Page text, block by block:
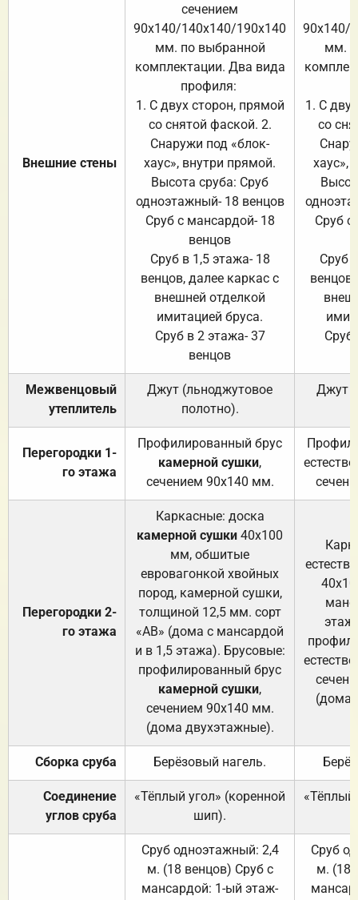
Внешние стены
сечением
90х140/140х140/190х140
мм. по выбранной
комплектации. Два вида
профиля:
1. С двух сторон, прямой
со снятой фаской. 2.
Снаружи под «блок-
хаус», внутри прямой.
Высота сруба: Сруб
одноэтажный- 18 венцов
Сруб с мансардой- 18
венцов
Сруб в 1,5 этажа- 18
венцов, далее каркас с
внешней отделкой
имитацией бруса.
Сруб в 2 этажа- 37
венцов
90х140/
мм.
1. С
со
хаус»,
Сруб с
Сруб
Сруб
Межвенцовый
утеплитель
Джут (льноджутовое
полотно).
Джут
Перегородки 1-
го этажа
Профилированный брус
камерной сушки,
сечением 90х140 мм.
Перегородки 2-
го этажа
Каркасные: доска
камерной сушки 40х100
мм, обшитые
евровагонкой хвойных
пород, камерной сушки,
толщиной 12,5 мм. сорт
«АВ» (дома с мансардой
и в 1,5 этажа). Брусовые:
профилированный брус
камерной сушки,
сечением 90х140 мм.
(дома двухэтажные).
(дома
Сборка сруба Берёзовый нагель.
Соединение
углов сруба
«Тёплый угол» (коренной
шип).
«Тёплый
Сруб одноэтажный: 2,4
м. (18 венцов) Сруб с
мансардой: 1-ый этаж-
Сруб
м. (18